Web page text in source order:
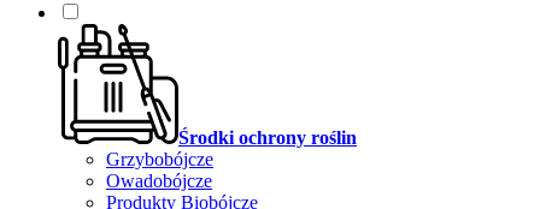
Środki ochrony roślin
Grzybobójcze
Owadobójcze
Produkty Biobójcze